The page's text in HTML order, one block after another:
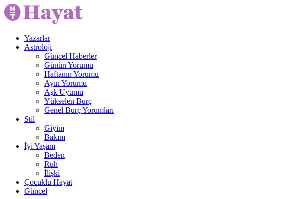
Yazarlar
Astroloji
Güncel Haberler
Günün Yorumu
Haftanın Yorumu
Ayın Yorumu
Aşk Uyumu
Yükselen Burç
Genel Burç Yorumları
Stil
Giyim
Bakım
İyi Yaşam
Beden
Ruh
İlişki
Çocuklu Hayat
Güncel